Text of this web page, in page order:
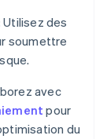
Utilisez des
soumettre
avec
pour
du